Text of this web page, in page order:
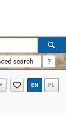
search ?
EN PL